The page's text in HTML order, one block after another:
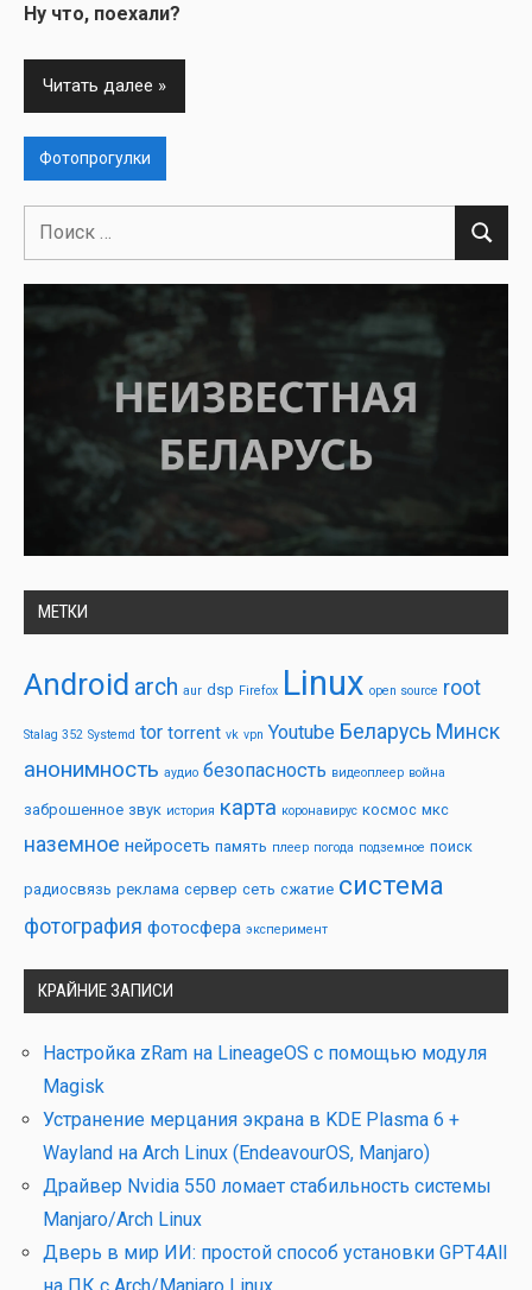
Ну что, поеха­ли?
Читать далее
Фотопрогулки
Поиск
Поиск
МЕТКИ
Android arch aur dsp Firefox Linux open source root
Stalag 352 Systemd tor torrent vk vpn Youtube Беларусь Минск
анонимность аудио безопасность видеоплеер война
заброшенное звук история карта коронавирус космос мкс
наземное нейросеть память плеер погода подземное поиск
радиосвязь реклама сервер сеть сжатие система
фотография фотосфера эксперимент
КРАЙНИЕ ЗАПИСИ
Настройка zRam на LineageOS с помощью модуля
Magisk
Устранение мерцания экрана в KDE Plasma 6 +
Wayland на Arch Linux (EndeavourOS, Manjaro)
Драйвер Nvidia 550 ломает стабильность системы
Manjaro/Arch Linux
Дверь в мир ИИ: простой способ установки GPT4All